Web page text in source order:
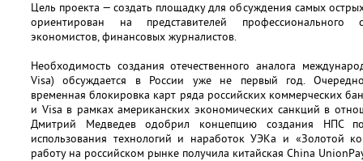
Цель проекта — создать площадку для обсуждения самых
ориентирован на представителей профессионального
экономистов, финансовых журналистов.
Необходимость создания отечественного аналога
Visa) обсуждается в России уже не первый год.
временная блокировка карт ряда российских коммерческих
и Visa в рамках американских экономических санкций в
Дмитрий Медведев одобрил концепцию создания НПС
использования технологий и наработок УЭКа и «Золотой
работу на российском рынке получила китайская China